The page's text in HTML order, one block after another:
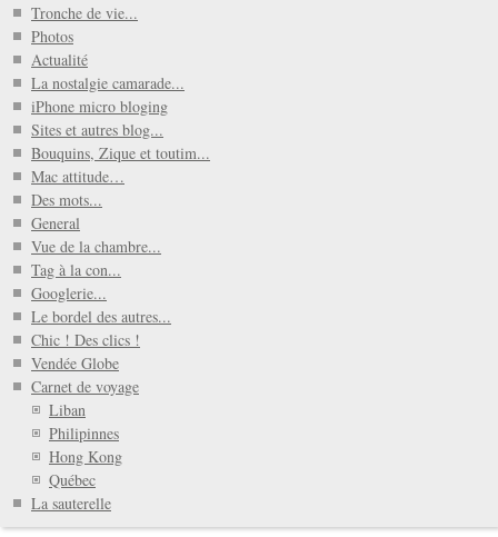
Tronche de vie...
Photos
Actualité
La nostalgie camarade...
iPhone micro bloging
Sites et autres blog...
Bouquins, Zique et toutim...
Mac attitude…
Des mots...
General
Vue de la chambre...
Tag à la con...
Googlerie...
Le bordel des autres...
Chic ! Des clics !
Vendée Globe
Carnet de voyage
Liban
Philipinnes
Hong Kong
Québec
La sauterelle